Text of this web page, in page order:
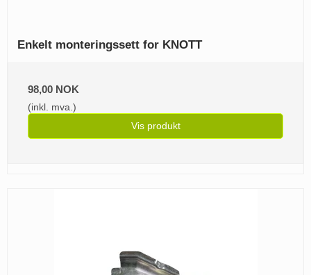
Enkelt monteringssett for KNOTT
98,00 NOK
(inkl. mva.)
Vis produkt